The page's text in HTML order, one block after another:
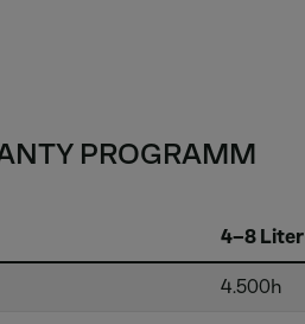
PROGRAMM
4–8 Liter
4.500h